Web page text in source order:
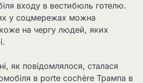
входу в вестибюль готелю.
у соцмережах можна
на чергу людей, яких
як повідомлялося, сталася
в porte cochère Трампа в